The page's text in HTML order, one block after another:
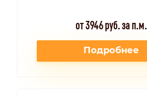
от 3946 руб. за п.м.
Подробнее